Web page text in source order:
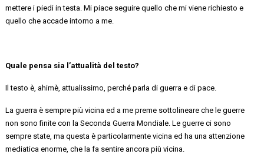
mettere i piedi in testa. Mi piace seguire quello che mi viene richiesto e
quello che accade intorno a me.
Quale pensa sia l’attualità del testo?
Il testo è, ahimè, attualissimo, perché parla di guerra e di pace
La guerra è sempre più vicina ed a me preme sottolineare che le guerre
non sono finite con la Seconda Guerra Mondiale. Le guerre ci sono
sempre state, ma questa è particolarmente vicina ed ha una attenzione
mediatica enorme , che la fa sentire ancora più vicina.